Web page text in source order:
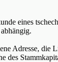
eines
Adresse, die